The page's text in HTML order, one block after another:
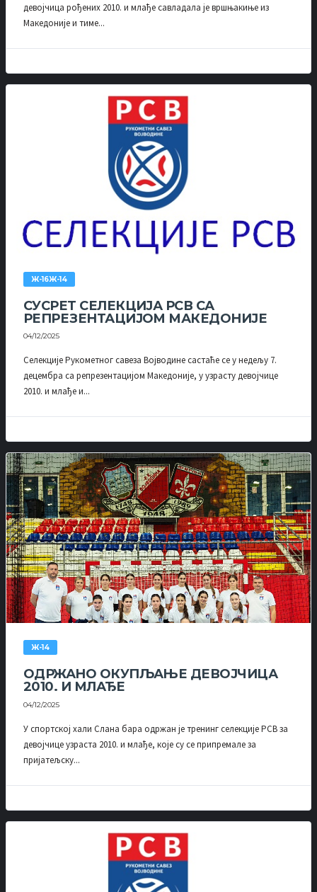
девојчица рођених 2010. и млађе савладала је вршњакиње из
Македоније и тиме...
Ж-16Ж-14
СУСРЕТ СЕЛЕКЦИЈА РСВ СА
РЕПРЕЗЕНТАЦИЈОМ МАКЕДОНИЈЕ
04/12/2025
Селекције Рукометног савеза Војводине састаће се у недељу 7.
децембра са репрезентацијом Македоније, у узрасту девојчице
2010. и млађе и...
Ж-14
ОДРЖАНО ОКУПЉАЊЕ ДЕВОЈЧИЦА
2010. И МЛАЂЕ
04/12/2025
У спортској хали Слана бара одржан је тренинг селекције РСВ за
девојчице узраста 2010. и млађе, које су се припремале за
пријатељску...